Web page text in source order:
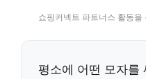
쇼핑커넥트 파트너스 활동
평소에 어떤 모자를